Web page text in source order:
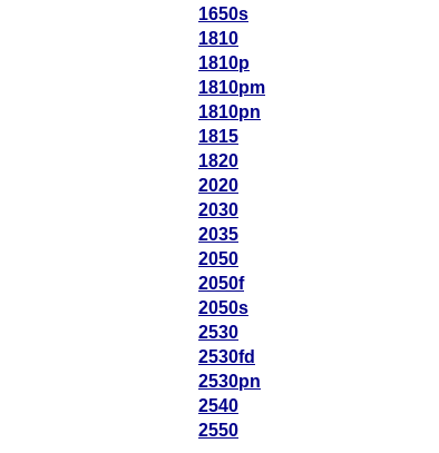
1650s
1810
1810p
1810pm
1810pn
1815
1820
2020
2030
2035
2050
2050f
2050s
2530
2530fd
2530pn
2540
2550